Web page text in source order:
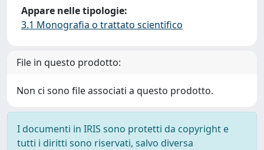
Appare nelle tipologie:
3.1 Monografia o trattato scientifico
File in questo prodotto:
Non ci sono file associati a questo prodotto.
I documenti in IRIS sono protetti da copyright e
tutti i diritti sono riservati, salvo diversa